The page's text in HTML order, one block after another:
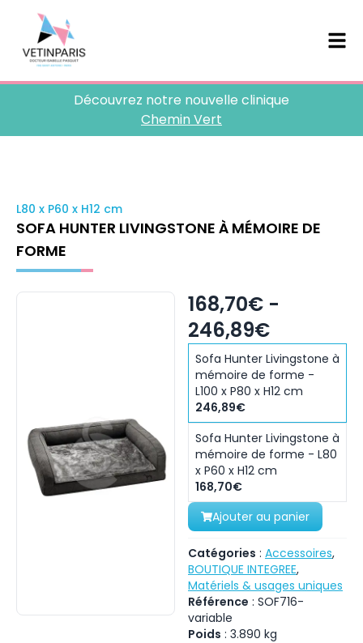
Découvrez notre nouvelle clinique
Chemin Vert
L80 x P60 x H12 cm
SOFA HUNTER LIVINGSTONE À MÉMOIRE DE
FORME
168,70€ -
246,89€
Sofa Hunter Livingstone à
mémoire de forme -
L100 x P80 x H12 cm
246,89€
Sofa Hunter Livingstone à
mémoire de forme - L80
x P60 x H12 cm
168,70€
Ajouter au panier
Catégories : Accessoires,
BOUTIQUE INTEGREE,
Matériels & usages uniques
Référence : SOF716-
variable
Poids : 3.890 kg